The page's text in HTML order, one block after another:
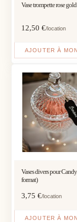
Vase trompette rose
12,50€/location
AJOUTER À
Vases divers pour
format)
3,75€/location
AJOUTER À